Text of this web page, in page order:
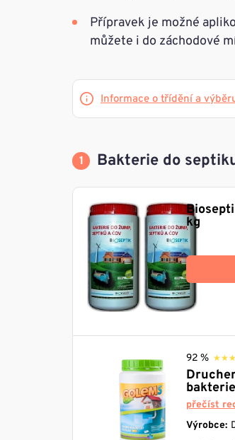
Přípravek je možné
můžete i do záchodové
Informace o třídění a
Bakterie do
kg
92 %
přečíst
Výrobce: